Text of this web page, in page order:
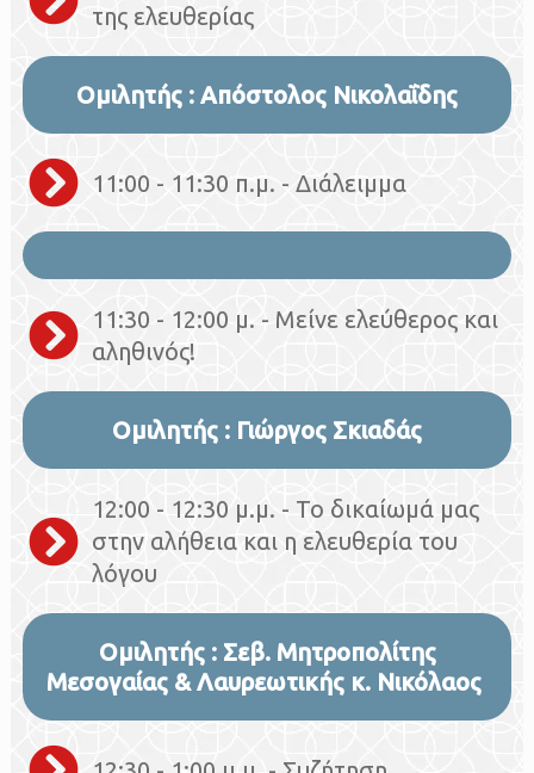
της ελευθερίας
Ομιλητής : Απόστολος Νικολαΐδης
11:00 - 11:30 π.μ. - Διάλειμμα
11:30 - 12:00 μ. - Μείνε ελεύθερος και
αληθινός!
Ομιλητής : Γιώργος Σκιαδάς
12:00 - 12:30 μ.μ. - Το δικαίωμά μας
στην αλήθεια και η ελευθερία του
λόγου
Ομιλητής : Σεβ. Μητροπολίτης
Μεσογαίας & Λαυρεωτικής κ. Νικόλαος ​